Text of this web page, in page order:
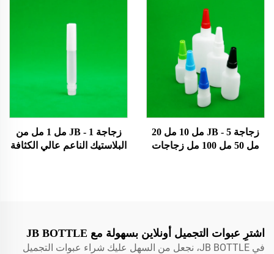
تقديم غطاء للشامبو العناية
بالبشرة رشاش الزجاجة
زجاجة JB - 5 مل 10 مل 20
مل 50 مل 100 مل زجاجات
زجاجة JB - 1 مل 1 مل من
البلاستيك الناعم عالي الكثافة
اشترِ عبوات التجميل أونلاين بسهولة مع JB BOTTLE
في JB BOTTLE، نجعل من السهل عليك شراء عبوات التجميل